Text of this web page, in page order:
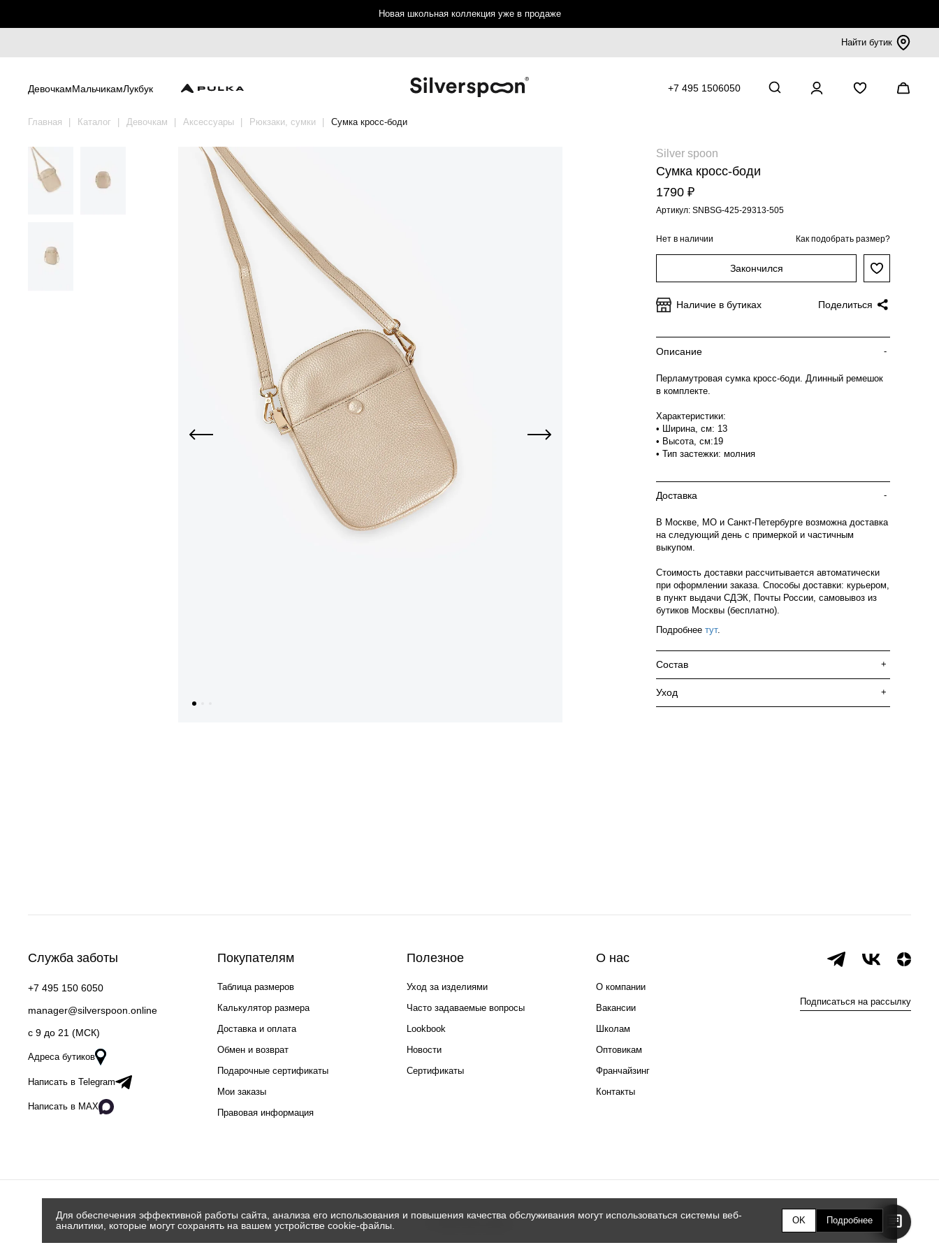
Новая школьная коллекция уже в продаже
Найти бутик
ДевочкамМальчикамЛукбук +7 495 1506050
Главная Каталог Девочкам Аксессуары Рюкзаки, сумки Сумка кросс-боди
Silver spoon
Сумка кросс-боди
1790 ₽
Артикул: SNBSG-425-29313-505
Нет в наличии Как подобрать размер?
Закончился
Наличие в бутиках Поделиться
Описание -
Перламутровая сумка кросс-боди. Длинный ремешок
в комплекте.
Характеристики:
• Ширина, см: 13
• Высота, см:19
• Тип застежки: молния
Доставка -
В Москве, МО и Санкт-Петербурге возможна доставка
на следующий день с примеркой и частичным
выкупом.
Стоимость доставки рассчитывается автоматически
при оформлении заказа. Способы доставки: курьером,
в пункт выдачи СДЭК, Почты России, самовывоз из
бутиков Москвы (бесплатно).
Подробнее тут.
Состав +
Уход +
Служба заботы
+7 495 150 6050
manager@silverspoon.online
c 9 до 21 (МСК)
Адреса бутиков
Написать в Telegram
Написать в MAX
Покупателям
Таблица размеров
Калькулятор размера
Доставка и оплата
Обмен и возврат
Подарочные сертификаты
Мои заказы
Правовая информация
Полезное
Уход за изделиями
Часто задаваемые вопросы
Lookbook
Новости
Сертификаты
О нас
О компании
Вакансии
Школам
Оптовикам
Франчайзинг
Контакты
Подписаться на рассылку
Для обеспечения эффективной работы сайта, анализа его использования и повышения качества обслуживания могут использоваться системы веб-
аналитики, которые могут сохранять на вашем устройстве cookie-файлы.
OK Подробнее